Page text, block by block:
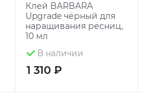
Клей BARBARA
Upgrade чёрный для
наращивания ресниц,
10 мл
В наличии
1 310 ₽